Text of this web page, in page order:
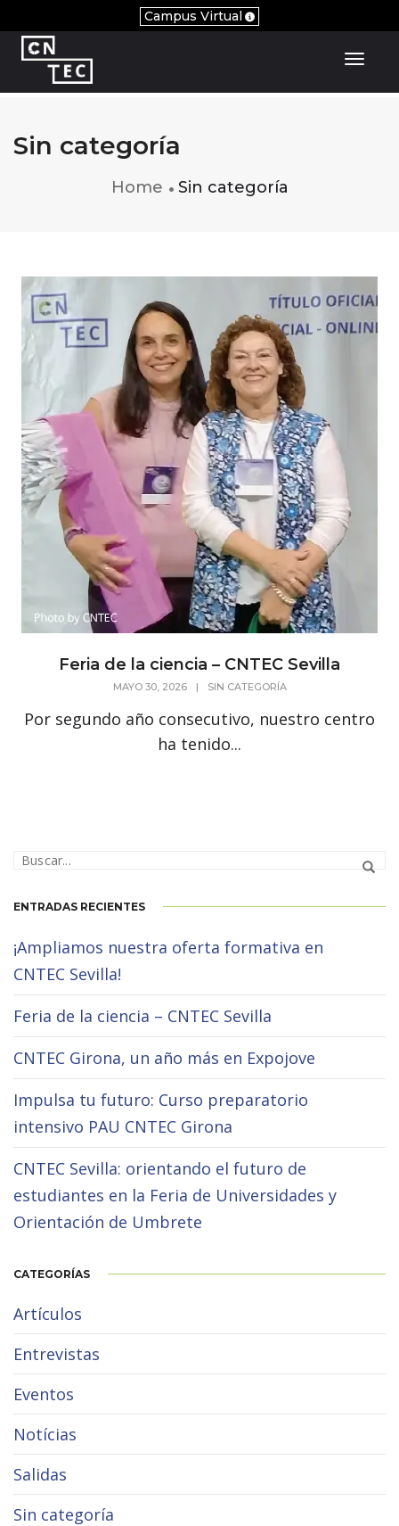
Campus Virtual
Sin categoría
Home Sin categoría
Feria de la ciencia – CNTEC Sevilla
MAYO 30, 2026 | SIN CATEGORÍA
Por segundo año consecutivo, nuestro centro
ha tenido...
ENTRADAS RECIENTES
¡Ampliamos nuestra oferta formativa en
CNTEC Sevilla!
Feria de la ciencia – CNTEC Sevilla
CNTEC Girona, un año más en Expojove
Impulsa tu futuro: Curso preparatorio
intensivo PAU CNTEC Girona
CNTEC Sevilla: orientando el futuro de
estudiantes en la Feria de Universidades y
Orientación de Umbrete
CATEGORÍAS
Artículos
Entrevistas
Eventos
Notícias
Salidas
Sin categoría